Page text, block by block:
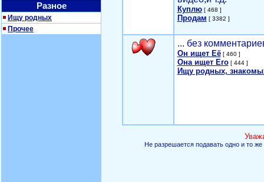
Разное
Ищу родных
Прочее
Куплю[ 468 ]
Продам [ 3382 ]
... без
Он ищет Её[ 460 ]
Она ищет Его[ 444 ]
Ищу родных,
Не разрешается подавать одно и то